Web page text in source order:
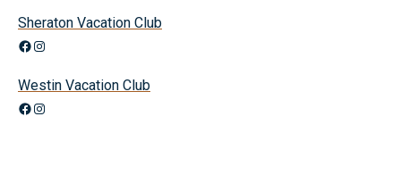
Sheraton Vacation Club
Facebook
Instagram
Westin Vacation Club
Facebook
Instagram